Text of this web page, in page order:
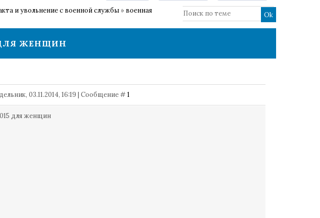
и увольнение с военной службы » военная
ЖЕНЩИН
03.11.2014, 16:19 | Сообщение #1
для женщин